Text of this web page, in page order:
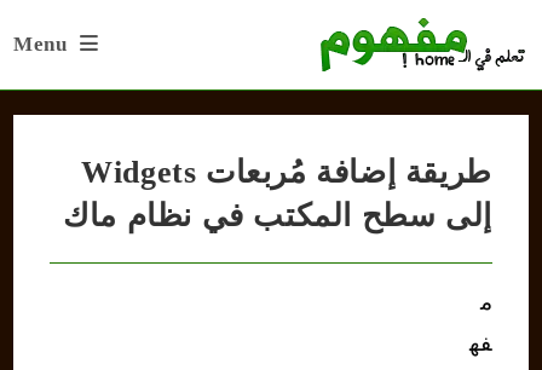
Menu
طريقة إضافة مُربعات Widgets
إلى سطح المكتب في نظام ماك
م
فه